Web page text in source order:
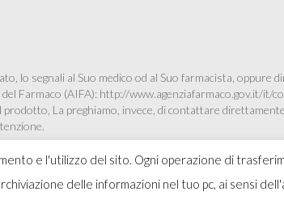
e l'utilizzo del sito. Ogni operazione di
delle informazioni nel tuo pc, ai sensi
lo segnali al Suo medico od al Suo farmacista,
Farmaco (AIFA): http://www.agenziafarmaco.gov.it/it/
prodotto, La preghiamo, invece, di contattare